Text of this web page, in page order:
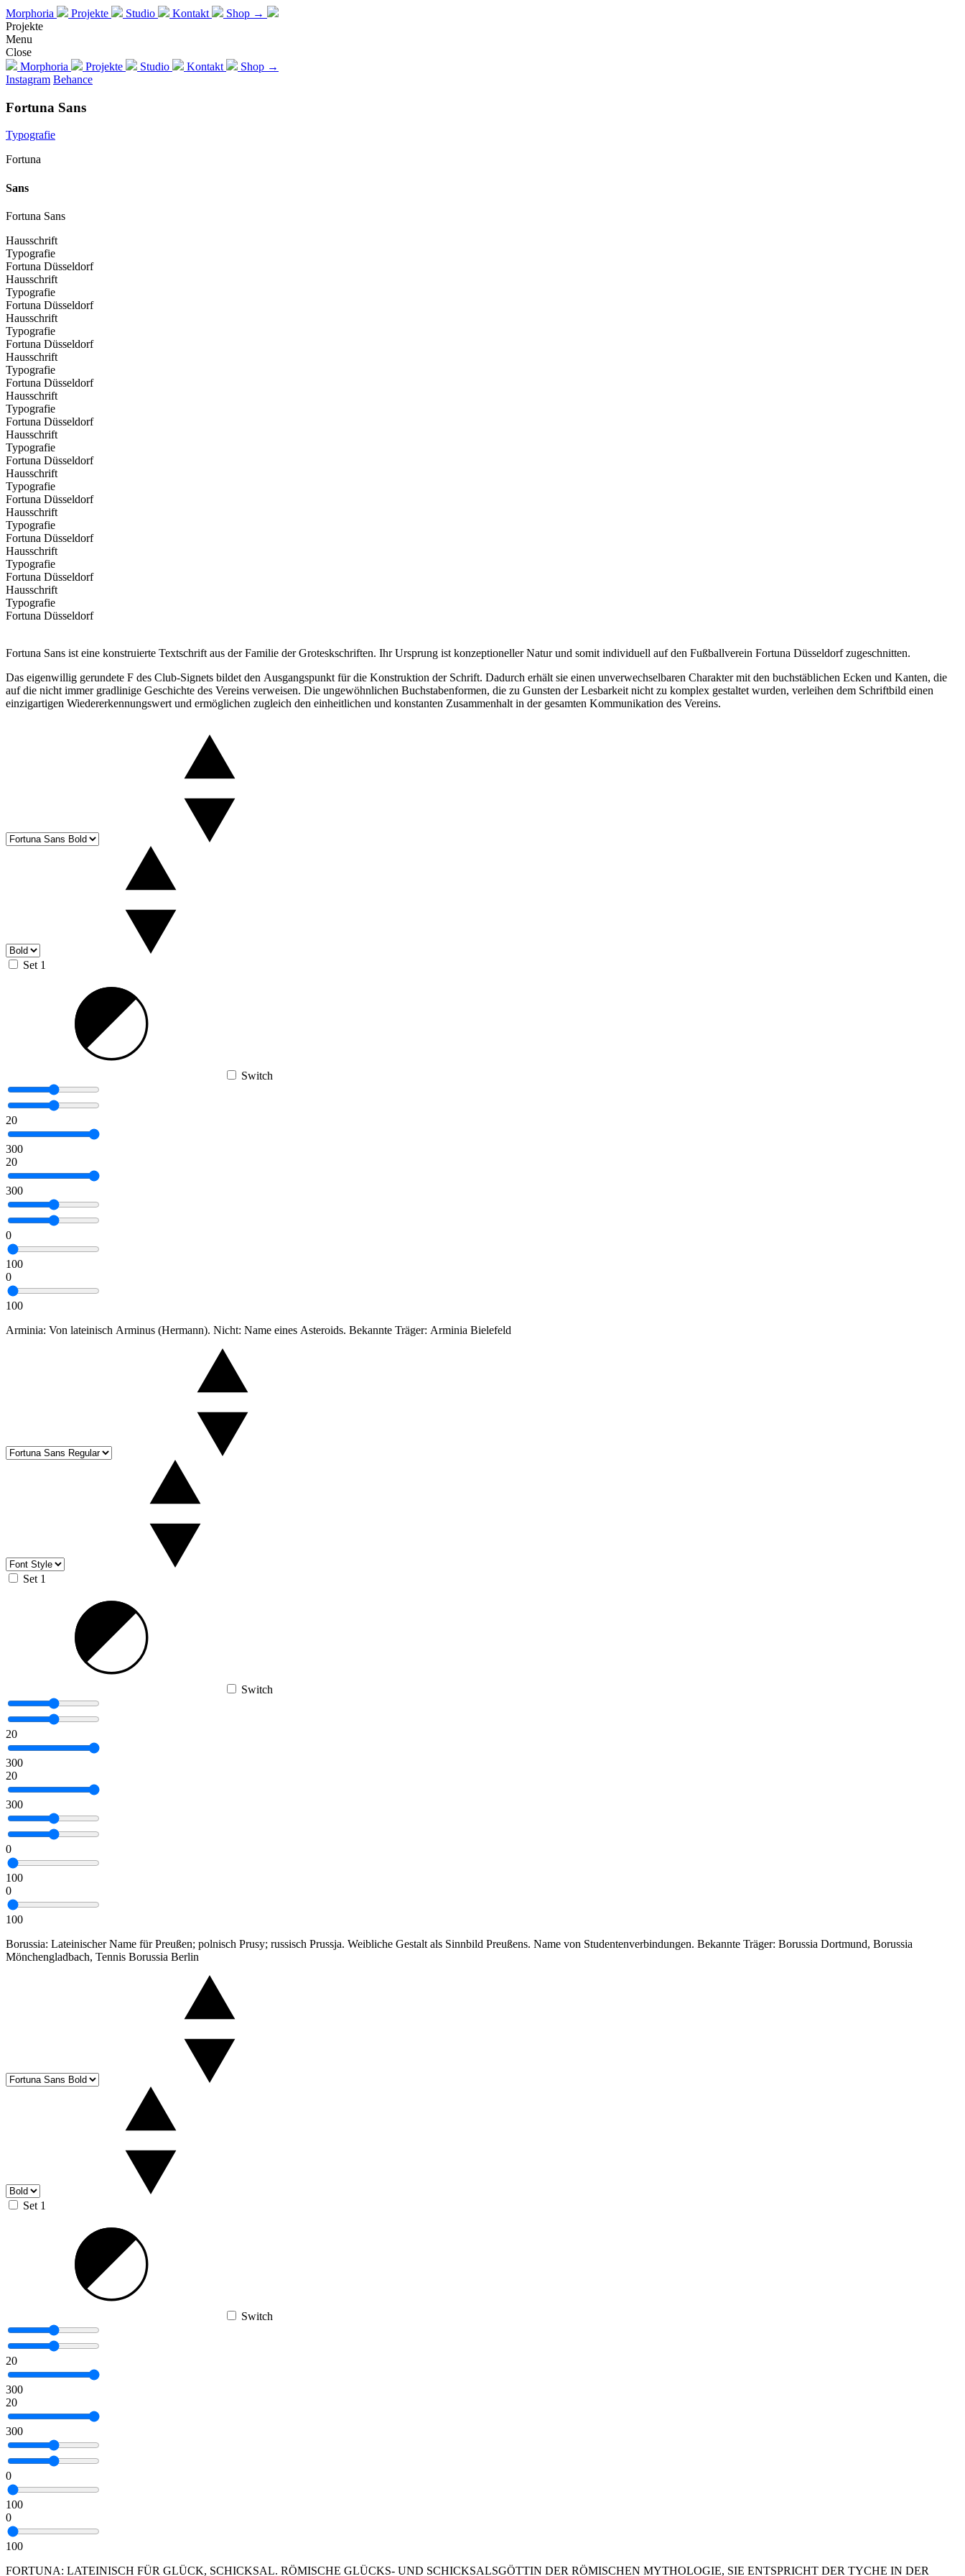
Morphoria Projekte Studio Kontakt
Shop →
Projekte
Menu
Close
Morphoria
Projekte Studio Kontakt
Shop →
Instagram Behance
Fortuna Sans
Typografie
Fortuna
Sans
Fortuna Sans
Hausschrift
Typografie
Fortuna Düsseldorf
Hausschrift
Typografie
Fortuna Düsseldorf
Hausschrift
Typografie
Fortuna Düsseldorf
Hausschrift
Typografie
Fortuna Düsseldorf
Hausschrift
Typografie
Fortuna Düsseldorf
Hausschrift
Typografie
Fortuna Düsseldorf
Hausschrift
Typografie
Fortuna Düsseldorf
Hausschrift
Typografie
Fortuna Düsseldorf
Hausschrift
Typografie
Fortuna Düsseldorf
Hausschrift
Typografie
Fortuna Düsseldorf
Fortuna Sans ist eine konstruierte Textschrift aus der Familie der Groteskschriften. Ihr Ursprung ist konzeptioneller Natur und somit individuell auf den Fußballverein Fortuna Düsseldorf zugeschnitten.
Das eigenwillig gerundete F des Club-Signets bildet den Ausgangspunkt für die Konstruktion der Schrift. Dadurch erhält sie einen unverwechselbaren Charakter mit den buchstäblichen Ecken und Kanten, die
auf die nicht immer gradlinige Geschichte des Vereins verweisen. Die ungewöhnlichen Buchstabenformen, die zu Gunsten der Lesbarkeit nicht zu komplex gestaltet wurden, verleihen dem Schriftbild einen
einzigartigen Wiedererkennungswert und ermöglichen zugleich den einheitlichen und konstanten Zusammenhalt in der gesamten Kommunikation des Vereins.
Set 1
Switch
20
300
20
300
0
100
0
100
Arminia: Von lateinisch Arminus (Hermann). Nicht: Name eines Asteroids. Bekannte Träger: Arminia Bielefeld
Set 1
Switch
20
300
20
300
0
100
0
100
Borussia: Lateinischer Name für Preußen; polnisch Prusy; russisch Prussja. Weibliche Gestalt als Sinnbild Preußens. Name von Studentenverbindungen. Bekannte Träger: Borussia Dortmund, Borussia
Mönchengladbach, Tennis Borussia Berlin
Set 1
Switch
20
300
20
300
0
100
0
100
FORTUNA: LATEINISCH FÜR GLÜCK, SCHICKSAL. RÖMISCHE GLÜCKS- UND SCHICKSALSGÖTTIN DER RÖMISCHEN MYTHOLOGIE, SIE ENTSPRICHT DER TYCHE IN DER